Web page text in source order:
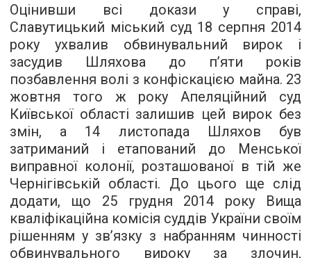
Оцінивши всі докази у справі,
Славутицький міський суд 18 серпня 2014
року ухвалив обвинувальний вирок і
засудив Шляхова до п’яти років
позбавлення волі з конфіскацією майна. 23
жовтня того ж року Апеляційний суд
Київської області залишив цей вирок без
змін, а 14 листопада Шляхов був
затриманий і етапований до Менської
виправної колонії, розташованої в тій же
Чернігівській області. До цього ще слід
додати, що 25 грудня 2014 року Вища
кваліфікаційна комісія суддів України своїм
рішенням у зв’язку з набранням чинності
обвинувального вироку за злочин,